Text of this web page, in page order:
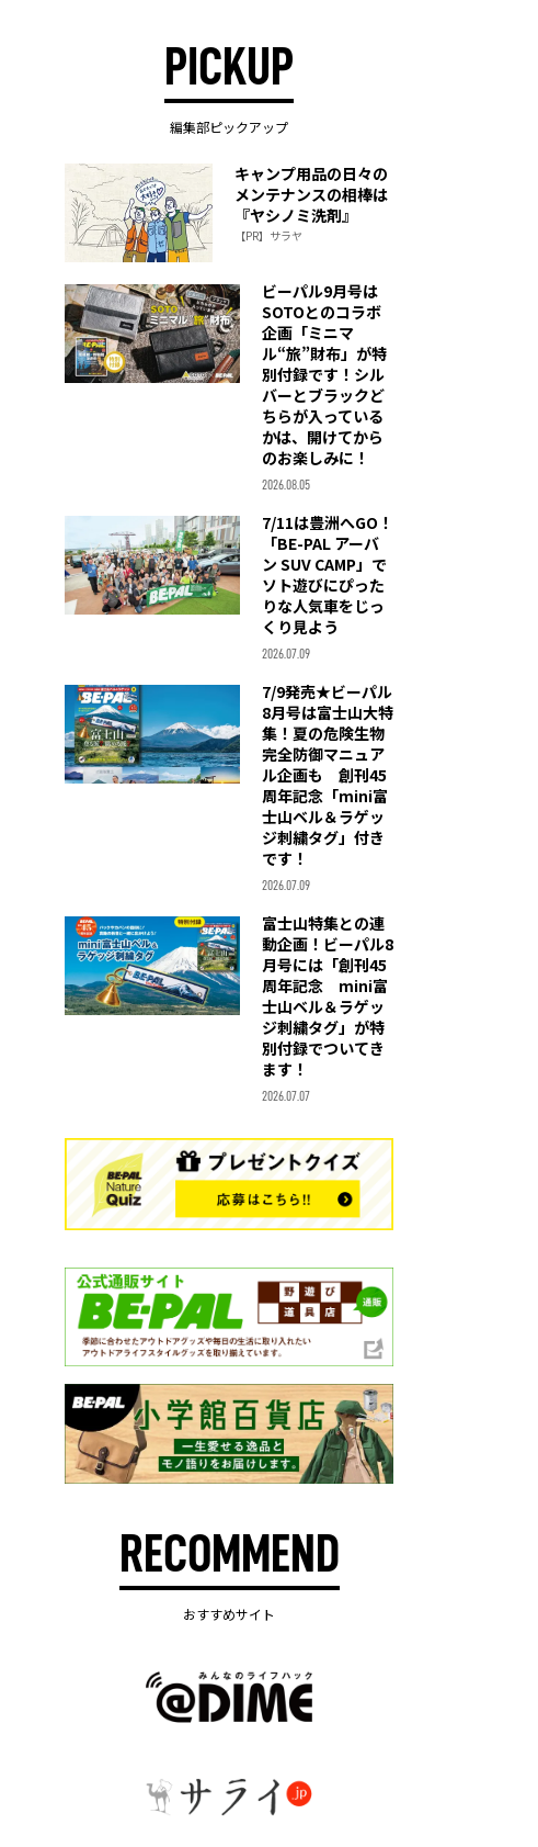
PICKUP
編集部ピックアップ
キャンプ用品の日々の
メンテナンスの相棒は
『ヤシノミ洗剤』
【PR】サラヤ
ビーパル9月号は
SOTOとのコラボ
企画「ミニマ
ル“旅”財布」が特
別付録です！シル
バーとブラックど
ちらが入っている
かは、開けてから
のお楽しみに！
2026.08.05
7/11は豊洲へGO！
「BE-PAL アーバ
ン SUV CAMP」で
ソト遊びにぴった
りな人気車をじっ
くり見よう
2026.07.09
7/9発売★ビーパル
8月号は富士山大特
集！夏の危険生物
完全防御マニュア
ル企画も 創刊45
周年記念「mini富
士山ベル＆ラゲッ
ジ刺繍タグ」付き
です！
2026.07.09
富士山特集との連
動企画！ビーパル8
月号には「創刊45
周年記念 mini富
士山ベル＆ラゲッ
ジ刺繍タグ」が特
別付録でついてき
ます！
2026.07.07
RECOMMEND
おすすめサイト